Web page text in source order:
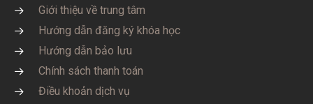
Giới thiệu về trung tâm
Hướng dẫn đăng ký khóa học
Hướng dẫn bảo lưu
Chính sách thanh toán
Điều khoản dịch vụ